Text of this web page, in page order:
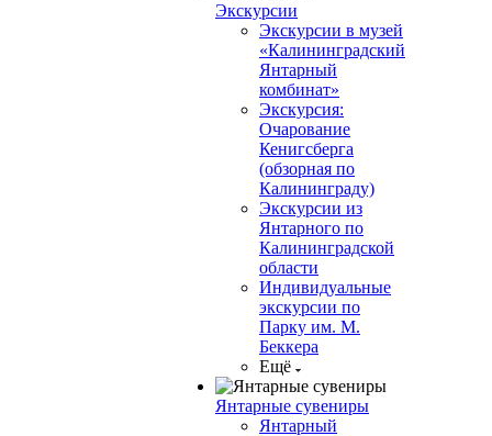
Экскурсии
Экскурсии в музей
«Калининградский
Янтарный
комбинат»
Экскурсия:
Очарование
Кенигсберга
(обзорная по
Калининграду)
Экскурсии из
Янтарного по
Калининградской
области
Индивидуальные
экскурсии по
Парку им. М.
Беккера
Ещё
Янтарные сувениры
Янтарный